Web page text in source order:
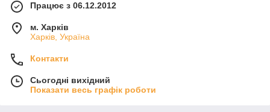
створених із використанням сучасних технологій. Наші
використання.
Скотчі – класичні клейкі стрічки для упаковки,
Стрічки малярські– ідеальні для фарбування,
Працює з 06.12.2012
м. Харків
Харків, Україна
Контакти
Сьогодні вихідний
Показати весь графік роботи